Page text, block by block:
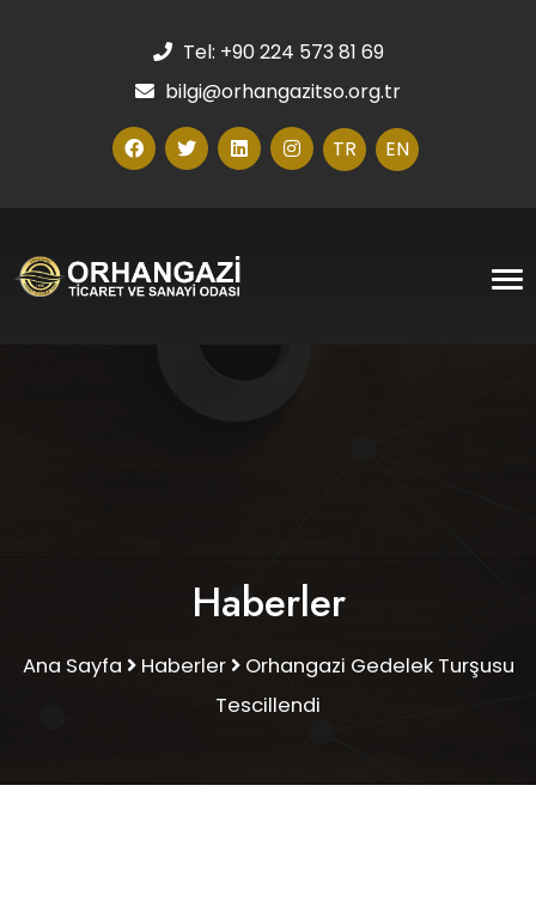
Tel: +90 224 573 81 69
bilgi@orhangazitso.org.tr
TR EN
Haberler
Ana Sayfa Haberler
Orhangazi Gedelek Turşusu
Tescillendi